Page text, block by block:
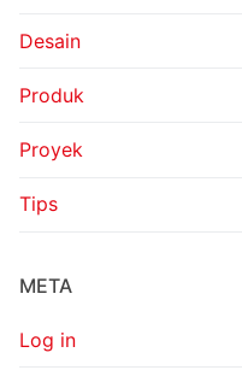
Desain
Produk
Proyek
Tips
META
Log in